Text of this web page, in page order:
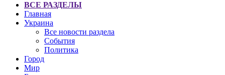
ВСЕ РАЗДЕЛЫ
Главная
Украина
Все новости раздела
События
Политика
Город
Мир